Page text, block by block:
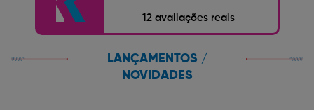
12 avaliações reais
LANÇAMENTOS /
NOVIDADES